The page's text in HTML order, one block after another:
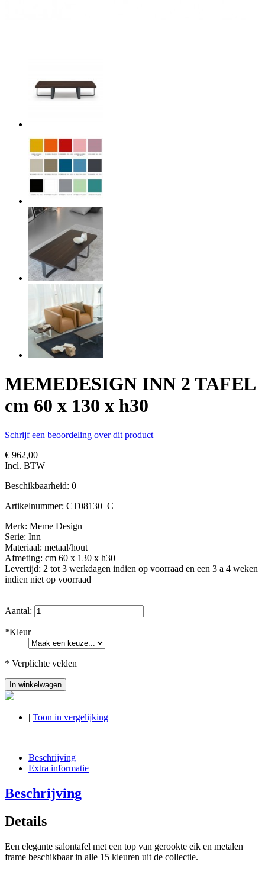
MEMEDESIGN INN 2 TAFEL
cm 60 x 130 x h30
Schrijf een beoordeling over dit product
€ 962,00
Incl. BTW
Beschikbaarheid: 0
Artikelnummer: CT08130_C
Merk: Meme Design
Serie: Inn
Materiaal: metaal/hout
Afmeting: cm 60 x 130 x h30
Levertijd: 2 tot 3 werkdagen indien op voorraad en een 3 a 4 weken
indien niet op voorraad
Aantal:
*Kleur
* Verplichte velden
In winkelwagen
| Toon in vergelijking
Beschrijving
Extra informatie
Beschrijving
Details
Een elegante salontafel met een top van gerookte eik en metalen
frame beschikbaar in alle 15 kleuren uit de collectie.